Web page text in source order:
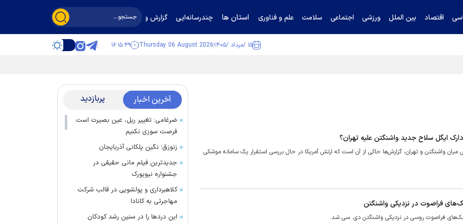
اقتصاد بین الملل ورزشی اجتماعی سلامت علم و فناوری استان ها چندرسانه‌ایی گزارش و گفت‌وگو
۱۵ /مرداد /۱۴۰۵ Thursday 06 August 2026 ۱۶:۱۵:۴۹
را تکذیب کرد
ایگل سلاح جدید واشنگتن علیه تهران؟
واشنگتن و تهران، گزارش‌ها حاکی از آن است که ارتش آمریکا در حال بررسی استقرار یک سامانه موشکی
فراصوت در نزدیکی واشنگتن
فراصوت روسی در نزدیکی واشنگتن دی. سی شد.
آخرین اخبار پربازدید
ضرغامی: تغییر ریل، عین بصیرت است.
فرصت سوزی نکنیم
زنوزق؛ نگین پلکانی آذربایجان
جدیدترین فیلم مانی حقیقی در
جشنواره نیویورک
کلاهبرداری و پولشویی در قالب شرکت
مهاجرتی به کانادا
این درد‌ها را در سنین رشد کودکان